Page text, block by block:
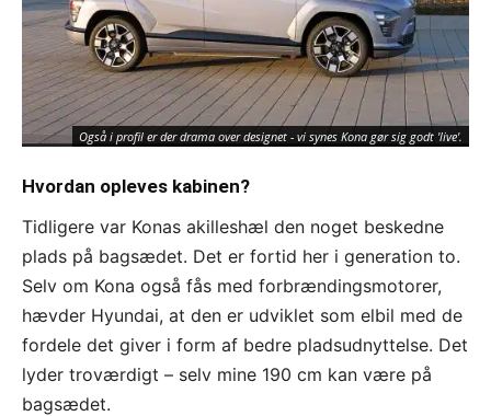
Også i profil er der drama over designet - vi synes Kona gør sig godt 'live'.
Hvordan opleves kabinen?
Tidligere var Konas akilleshæl den noget beskedne
plads på bagsædet. Det er fortid her i generation to.
Selv om Kona også fås med forbrændingsmotorer,
hævder Hyundai, at den er udviklet som elbil med de
fordele det giver i form af bedre pladsudnyttelse. Det
lyder troværdigt – selv mine 190 cm kan være på
bagsædet.